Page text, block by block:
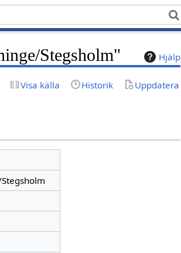
Hjälp
Stegsholm"
Visa källa Historik Uppdatera